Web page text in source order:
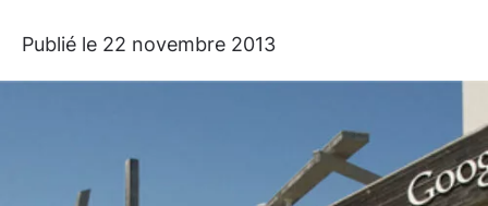
Publié le 22 novembre 2013